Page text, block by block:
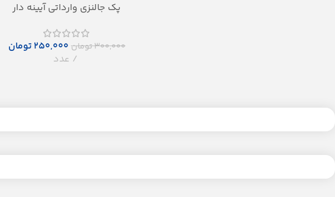
پک جالنزی وارداتی آیینه دار
۳۰۰,۰۰۰تومان ۲۵۰,۰۰۰ تومان
عدد